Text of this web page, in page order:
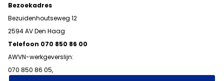
Bezoekadres
Bezuidenhoutseweg 12
2594 AV Den Haag
Telefoon 070 850 86 00
AWVN-werkgeverslijn:
070 850 86 05,